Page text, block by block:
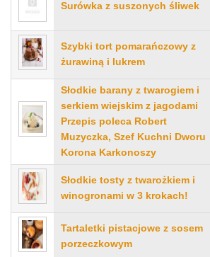
Surówka z suszonych śliwek
Szybki tort pomarańczowy z
żurawiną i lukrem
Słodkie barany z twarogiem i
serkiem wiejskim z jagodami
Przepis poleca Robert
Muzyczka, Szef Kuchni Dworu
Korona Karkonoszy
Słodkie tosty z twarożkiem i
winogronami w 3 krokach!
Tartaletki pistacjowe z sosem
porzeczkowym